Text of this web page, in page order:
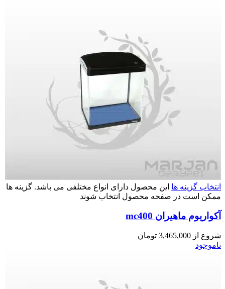
انتخاب گزینه ها این محصول دارای انواع مختلفی می باشد. گزینه ها
ممکن است در صفحه محصول انتخاب شوند
آکواریوم ماهیران mc400
شروع از 3,465,000 تومان
ناموجود